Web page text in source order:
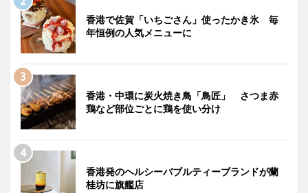
香港で佐賀「いちごさん」使ったかき氷 毎
年恒例の人気メニューに
香港・中環に炭火焼き鳥「鳥匠」 さつま赤
鶏など部位ごとに鶏を使い分け
香港発のヘルシーバブルティーブランドが蘭
桂坊に旗艦店